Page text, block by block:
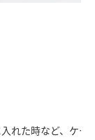
れた時など、ケ